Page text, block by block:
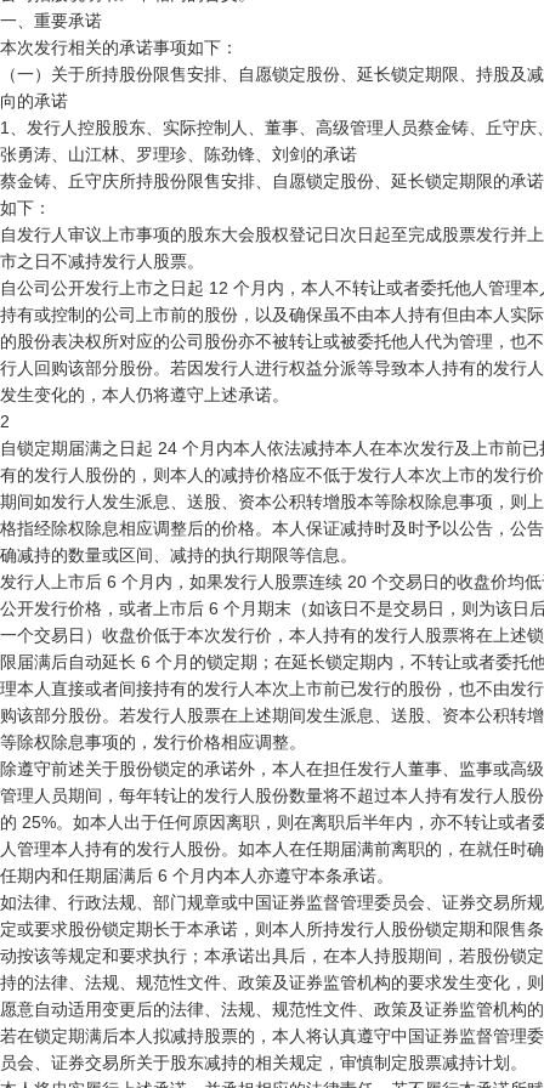
一、重要承诺
本次发行相关的承诺事项如下：
（一）关于所持股份限售安排、自愿锁定股份、延长锁定期限、持股及
向的承诺
1、发行人控股股东、实际控制人、董事、高级管理人员蔡金铸、丘守庆
张勇涛、山江林、罗理珍、陈劲锋、刘剑的承诺
蔡金铸、丘守庆所持股份限售安排、自愿锁定股份、延长锁定期限的承诺
如下：
自发行人审议上市事项的股东大会股权登记日次日起至完成股票发行并上
市之日不减持发行人股票。
自公司公开发行上市之日起 12 个月内，本人不转让或者委托他人管理本
持有或控制的公司上市前的股份，以及确保虽不由本人持有但由本人实
的股份表决权所对应的公司股份亦不被转让或被委托他人代为管理，也
行人回购该部分股份。若因发行人进行权益分派等导致本人持有的发行
发生变化的，本人仍将遵守上述承诺。
2
自锁定期届满之日起 24 个月内本人依法减持本人在本次发行及上市前已
有的发行人股份的，则本人的减持价格应不低于发行人本次上市的发行
期间如发行人发生派息、送股、资本公积转增股本等除权除息事项，则
格指经除权除息相应调整后的价格。本人保证减持时及时予以公告，公
确减持的数量或区间、减持的执行期限等信息。
发行人上市后 6 个月内，如果发行人股票连续 20 个交易日的收盘价均
公开发行价格，或者上市后 6 个月期末（如该日不是交易日，则为该日
一个交易日）收盘价低于本次发行价，本人持有的发行人股票将在上述
限届满后自动延长 6 个月的锁定期；在延长锁定期内，不转让或者委托
理本人直接或者间接持有的发行人本次上市前已发行的股份，也不由发
购该部分股份。若发行人股票在上述期间发生派息、送股、资本公积转
等除权除息事项的，发行价格相应调整。
除遵守前述关于股份锁定的承诺外，本人在担任发行人董事、监事或高级
管理人员期间，每年转让的发行人股份数量将不超过本人持有发行人股
的 25%。如本人出于任何原因离职，则在离职后半年内，亦不转让或者
人管理本人持有的发行人股份。如本人在任期届满前离职的，在就任时
任期内和任期届满后 6 个月内本人亦遵守本条承诺。
如法律、行政法规、部门规章或中国证券监督管理委员会、证券交易所规
定或要求股份锁定期长于本承诺，则本人所持发行人股份锁定期和限售
动按该等规定和要求执行；本承诺出具后，在本人持股期间，若股份锁
持的法律、法规、规范性文件、政策及证券监管机构的要求发生变化，
愿意自动适用变更后的法律、法规、规范性文件、政策及证券监管机构
若在锁定期满后本人拟减持股票的，本人将认真遵守中国证券监督管理委
员会、证券交易所关于股东减持的相关规定，审慎制定股票减持计划。